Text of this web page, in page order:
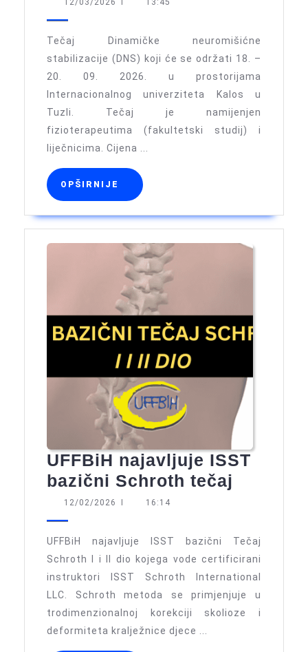
Dinamičke
(DNS)
12/03/2026 13:45
Tečaj Dinamičke neuromišićne
stabilizacije (DNS) koji će se održati 18. –
20. 09. 2026. u prostorijama
Internacionalnog univerziteta Kalos u
Tuzli. Tečaj je namijenjen
fizioterapeutima (fakultetski studij) i
liječnicima. Cijena ...
OPŠIRNIJE OPŠIRNIJE
UFFBiH najavljuje ISST
bazični Schroth tečaj
bazični
Schroth
tečaj
12/02/2026 12/02/2026
I 16:14
UFFBiH najavljuje ISST bazični Tečaj
Schroth I i II dio kojega vode certificirani
instruktori ISST Schroth International
LLC. Schroth metoda se primjenjuje u
trodimenzionalnoj korekciji skolioze i
deformiteta kralježnice djece ...